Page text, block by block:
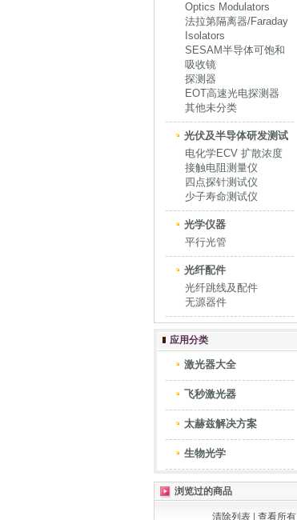
Optics Modulators
法拉第隔离器/Faraday
Isolators
SESAM半导体可饱和
吸收镜
探测器
EOT高速光电探测器
其他未分类
光伏及半导体研发测试
电化学ECV 扩散浓度
接触电阻测量仪
四点探针测试仪
少子寿命测试仪
光学仪器
平行光管
光纤配件
光纤跳线及配件
无源器件
应用分类
激光器大全
飞秒激光器
太赫兹解决方案
生物光学
浏览过的商品
清除列表 查看所有